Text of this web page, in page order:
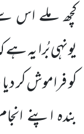
کچھ ملے اس
یونہی بُرا یہ
کو فراموش کر
بندہ اپنے